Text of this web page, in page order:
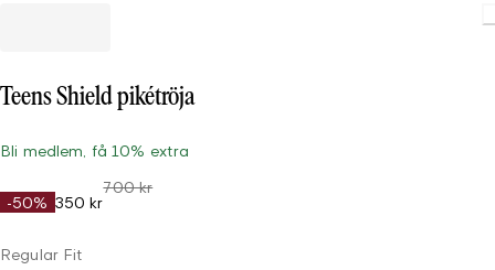
Teens Shield pikétröja
Bli medlem, få 10% extra
-50% 350 kr
700 kr
Regular Fit